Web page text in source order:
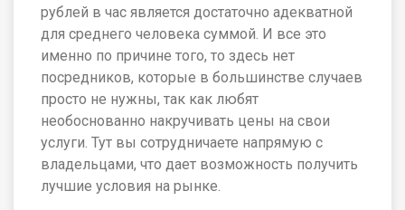
рублей в час является достаточно адекватной
для среднего человека суммой. И все это
именно по причине того, то здесь нет
посредников, которые в большинстве случаев
просто не нужны, так как любят
необоснованно накручивать цены на свои
услуги. Тут вы сотрудничаете напрямую с
владельцами, что дает возможность получить
лучшие условия на рынке.